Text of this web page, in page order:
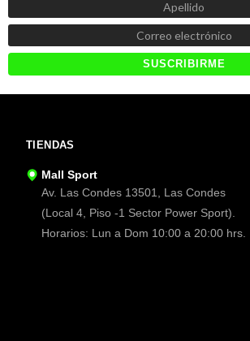
TIENDAS
Mall Sport
Av. Las Condes 13501, Las Condes
(Local 4, Piso -1 Sector Power Sport).
Horarios: Lun a Dom 10:00 a 20:00 hrs.